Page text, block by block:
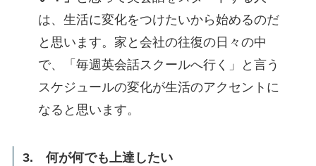
は、生活に変化をつけたいから始めるのだ
と思います。家と会社の往復の日々の中
で、「毎週英会話スクールへ行く」と言う
スケジュールの変化が生活のアクセントに
なると思います。
3. 何が何でも上達したい